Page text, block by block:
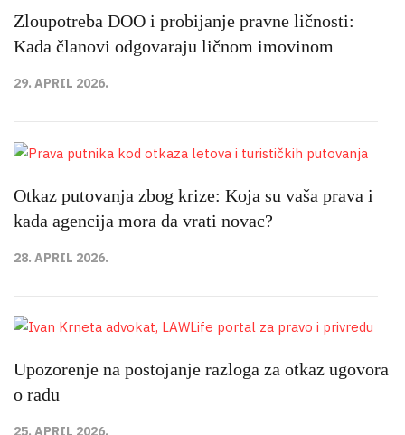
Zloupotreba DOO i probijanje pravne ličnosti:
Kada članovi odgovaraju ličnom imovinom
29. APRIL 2026.
Otkaz putovanja zbog krize: Koja su vaša prava i
kada agencija mora da vrati novac?
28. APRIL 2026.
Upozorenje na postojanje razloga za otkaz ugovora
o radu
25. APRIL 2026.